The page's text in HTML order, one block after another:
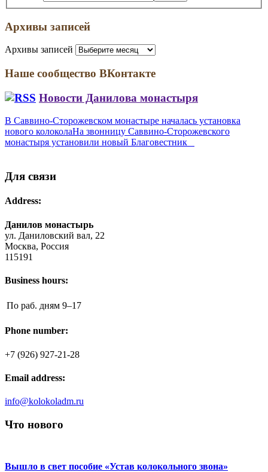
Архивы записей
Архивы записей
Наше сообщество ВКонтакте
Новости Данилова монастыря
В Саввино-Сторожевском монастыре началась установка
нового колоколаНа звонницу Саввино-Сторожевского
монастыря установили новый Благовестник
Для связи
Address:
Данилов монастырь
ул. Даниловский вал, 22
Москва, Россия
115191
Business hours:
По раб. дням 9–17
Phone number:
+7 (926) 927-21-28
Email address:
info@kolokoladm.ru
Что нового
Вышло в свет пособие «Устав колокольного звона»